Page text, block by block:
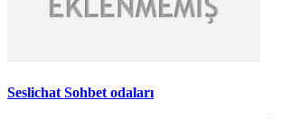
Seslichat Sohbet odaları